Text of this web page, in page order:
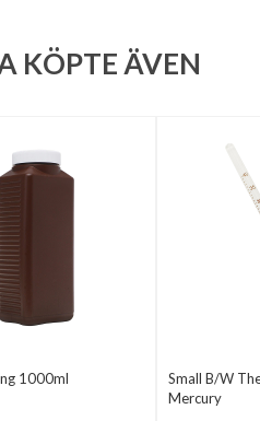
KÖPTE ÄVEN
1000ml
Small B/W
Mercury